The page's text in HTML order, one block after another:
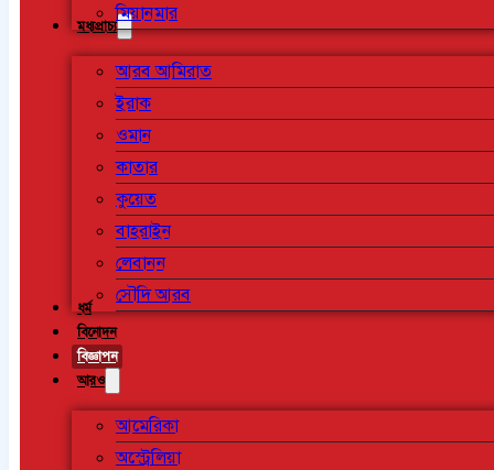
মিয়ানমার
মধ্যপ্রাচ্য
আরব আমিরাত
ইরাক
ওমান
কাতার
কুয়েত
বাহরাইন
লেবানন
সৌদি আরব
ধর্ম
বিনোদন
বিজ্ঞাপন
আরও
আমেরিকা
অস্ট্রেলিয়া